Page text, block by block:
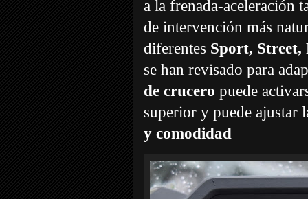
a la frenada-aceleración
de intervención más
diferentes Sport,
se han revisado para
de crucero puede
superior y puede ajustar
y comodidad